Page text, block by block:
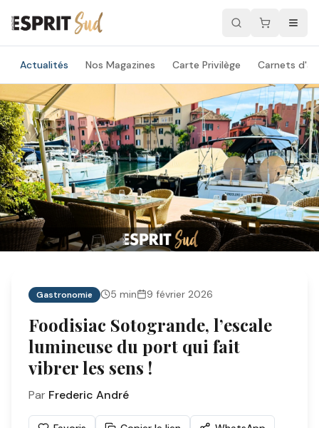
Actualités Nos Magazines Carte Privilège Carnets
Gastronomie 5 min 9 février 2026
Foodisiac Sotogrande, l’escale
lumineuse du port qui fait
vibrer les sens !
Par Frederic André